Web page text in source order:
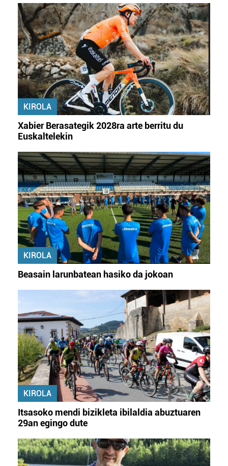
KIROLA
Xabier Berasategik 2028ra arte berritu du
Euskaltelekin
KIROLA
Beasain larunbatean hasiko da jokoan
KIROLA
Itsasoko mendi bizikleta ibilaldia abuztuaren
29an egingo dute